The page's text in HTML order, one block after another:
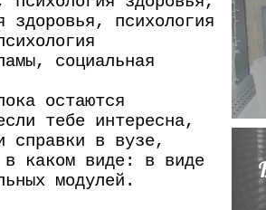
здоровья, психология
социальная
остаются
тебе интересна,
справки в вузе,
в каком виде: в виде
модулей.
у
е
ь
д
е
р